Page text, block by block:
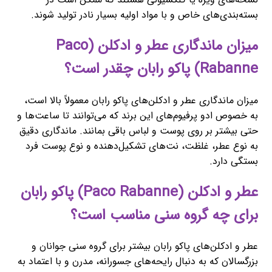
بسته‌بندی‌های خاص و با مواد اولیه بسیار نادر تولید شوند.
میزان ماندگاری عطر و ادکلن (Paco
Rabanne) پاکو رابان چقدر است؟
میزان ماندگاری عطر و ادکلن‌های پاکو رابان معمولاً بالا است،
به خصوص ادو پرفیوم‌های این برند که می‌توانند تا ساعت‌ها و
حتی بیشتر بر روی پوست و لباس باقی بمانند. ماندگاری دقیق
به نوع عطر، غلظت، نت‌های تشکیل‌دهنده و نوع پوست فرد
بستگی دارد.
عطر و ادکلن (Paco Rabanne) پاکو رابان
برای چه گروه سنی مناسب است؟
عطر و ادکلن‌های پاکو رابان بیشتر برای گروه سنی جوانان و
بزرگسالان که به دنبال رایحه‌های جسورانه، مدرن و با اعتماد به